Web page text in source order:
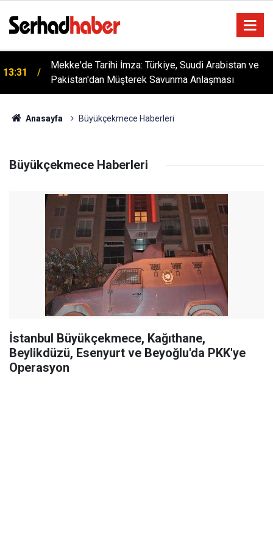
13:31
Mekke'de Tarihi İmza: Türkiye, Suudi Arabistan ve
Pakistan'dan Müşterek Savunma Anlaşması
18:28
YÜSİAD’dan Sanayiye Güçlü Destek: Ayhan
Bayram’dan Davut Tatar’a Ziyaret
Anasayfa Büyükçekmece Haberleri
Büyükçekmece Haberleri
İstanbul Büyükçekmece, Kağıthane,
Beylikdüzü, Esenyurt ve Beyoğlu'da PKK'ye
Operasyon